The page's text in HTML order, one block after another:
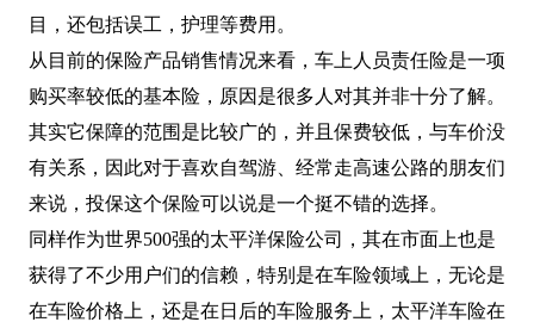
目，还包括误工，护理等费用。
从目前的保险产品销售情况来看，车上人员责任险是一项
购买率较低的基本险，原因是很多人对其并非十分了解。
其实它保障的范围是比较广的，并且保费较低，与车价没
有关系，因此对于喜欢自驾游、经常走高速公路的朋友们
来说，投保这个保险可以说是一个挺不错的选择。
同样作为世界500强的太平洋保险公司，其在市面上也是
获得了不少用户们的信赖，特别是在车险领域上，无论是
在车险价格上，还是在日后的车险服务上，太平洋车险在